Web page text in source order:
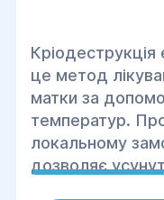
це метод
матки за
температур.
локальному
дозволяє